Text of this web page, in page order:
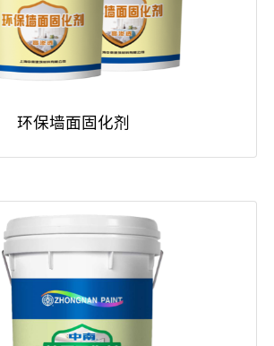
环保墙面固化剂